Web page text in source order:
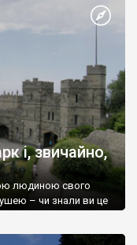
і, звичайно,
людиною свого
– чи знали ви це